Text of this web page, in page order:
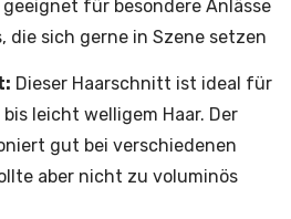
für besondere Anlässe
die sich gerne in Szene setzen
Dieser Haarschnitt ist ideal für
leicht welligem Haar. Der
gut bei verschiedenen
aber nicht zu voluminös